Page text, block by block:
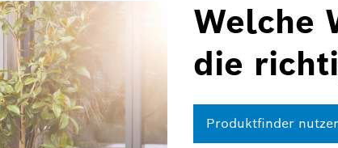
Welche
die
Produktfinder